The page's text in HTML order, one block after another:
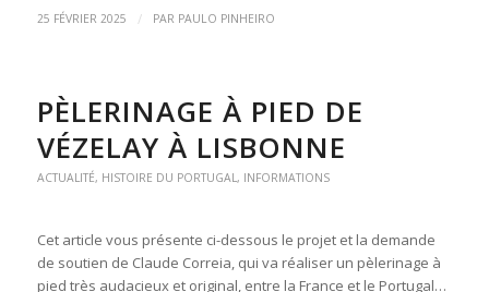
25 FÉVRIER 2025 / PAR PAULO PINHEIRO
PÈLERINAGE À PIED DE
VÉZELAY À LISBONNE
ACTUALITÉ, HISTOIRE DU PORTUGAL, INFORMATIONS
Cet article vous présente ci-dessous le projet et la demande
de soutien de Claude Correia, qui va réaliser un pèlerinage à
pied très audacieux et original, entre la France et le Portugal…